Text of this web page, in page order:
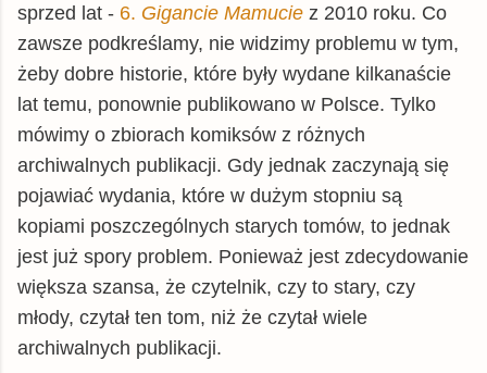
sprzed lat - 6. Gigancie Mamucie z 2010 roku. Co
zawsze podkreślamy, nie widzimy problemu w tym,
żeby dobre historie, które były wydane kilkanaście
lat temu, ponownie publikowano w Polsce. Tylko
mówimy o zbiorach komiksów z różnych
archiwalnych publikacji. Gdy jednak zaczynają się
pojawiać wydania, które w dużym stopniu są
kopiami poszczególnych starych tomów, to jednak
jest już spory problem. Ponieważ jest zdecydowanie
większa szansa, że czytelnik, czy to stary, czy
młody, czytał ten tom, niż że czytał wiele
archiwalnych publikacji.